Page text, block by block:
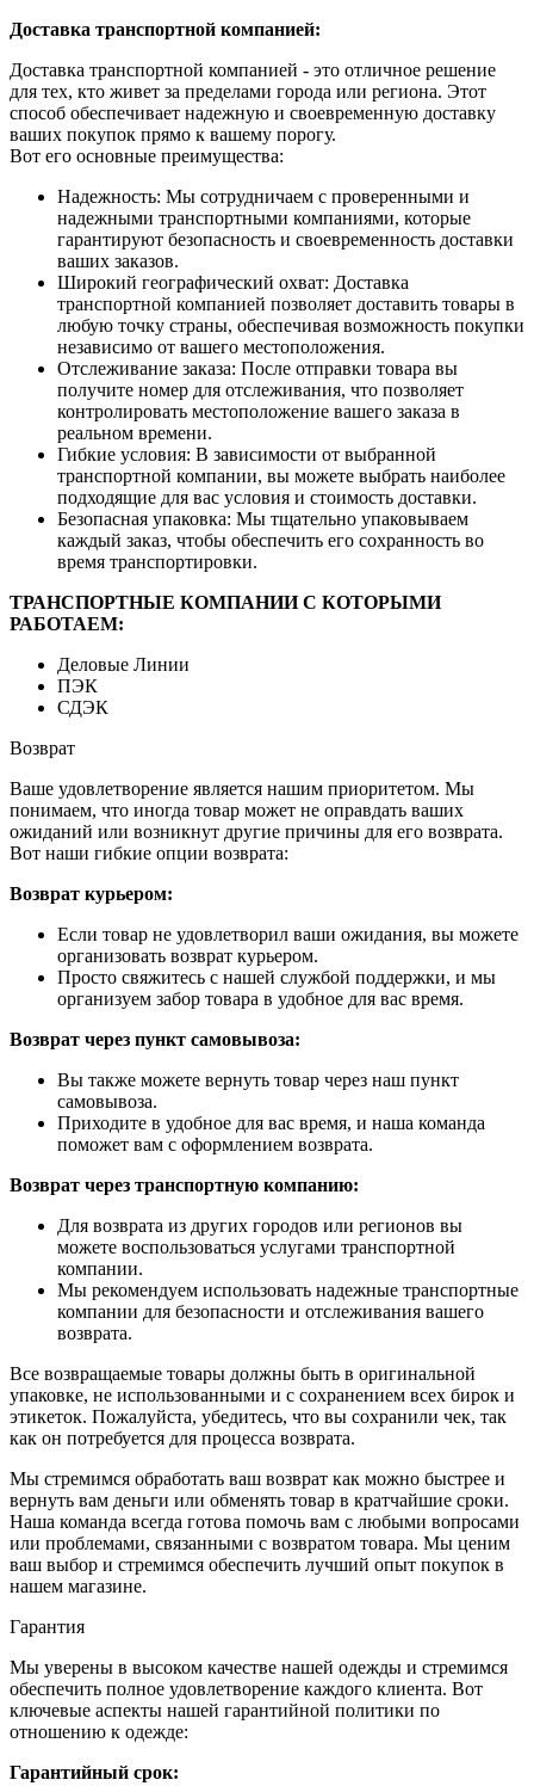
Доставка транспортной компанией:
Доставка транспортной компанией - это отличное решение
для тех, кто живет за пределами города или региона. Этот
способ обеспечивает надежную и своевременную доставку
ваших покупок прямо к вашему порогу.
Вот его основные преимущества:
Надежность: Мы сотрудничаем с проверенными и
надежными транспортными компаниями, которые
гарантируют безопасность и своевременность доставки
ваших заказов.
Широкий географический охват: Доставка
транспортной компанией позволяет доставить товары в
любую точку страны, обеспечивая возможность покупки
независимо от вашего местоположения.
Отслеживание заказа: После отправки товара вы
получите номер для отслеживания, что позволяет
контролировать местоположение вашего заказа в
реальном времени.
Гибкие условия: В зависимости от выбранной
транспортной компании, вы можете выбрать наиболее
подходящие для вас условия и стоимость доставки.
Безопасная упаковка: Мы тщательно упаковываем
каждый заказ, чтобы обеспечить его сохранность во
время транспортировки.
ТРАНСПОРТНЫЕ КОМПАНИИ С КОТОРЫМИ
РАБОТАЕМ:
Деловые Линии
ПЭК
СДЭК
Возврат
Ваше удовлетворение является нашим приоритетом. Мы
понимаем, что иногда товар может не оправдать ваших
ожиданий или возникнут другие причины для его возврата.
Вот наши гибкие опции возврата:
Возврат курьером:
Если товар не удовлетворил ваши ожидания, вы можете
организовать возврат курьером.
Просто свяжитесь с нашей службой поддержки, и мы
организуем забор товара в удобное для вас время.
Возврат через пункт самовывоза:
Вы также можете вернуть товар через наш пункт
самовывоза.
Приходите в удобное для вас время, и наша команда
поможет вам с оформлением возврата.
Возврат через транспортную компанию:
Для возврата из других городов или регионов вы
можете воспользоваться услугами транспортной
компании.
Мы рекомендуем использовать надежные транспортные
компании для безопасности и отслеживания вашего
возврата.
Все возвращаемые товары должны быть в оригинальной
упаковке, не использованными и с сохранением всех бирок и
этикеток. Пожалуйста, убедитесь, что вы сохранили чек, так
как он потребуется для процесса возврата.
Мы стремимся обработать ваш возврат как можно быстрее и
вернуть вам деньги или обменять товар в кратчайшие сроки.
Наша команда всегда готова помочь вам с любыми вопросами
или проблемами, связанными с возвратом товара. Мы ценим
ваш выбор и стремимся обеспечить лучший опыт покупок в
нашем магазине.
Гарантия
Мы уверены в высоком качестве нашей одежды и стремимся
обеспечить полное удовлетворение каждого клиента. Вот
ключевые аспекты нашей гарантийной политики по
отношению к одежде:
Гарантийный срок: